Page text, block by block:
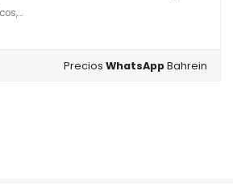
PreciosWhatsAppBahrein